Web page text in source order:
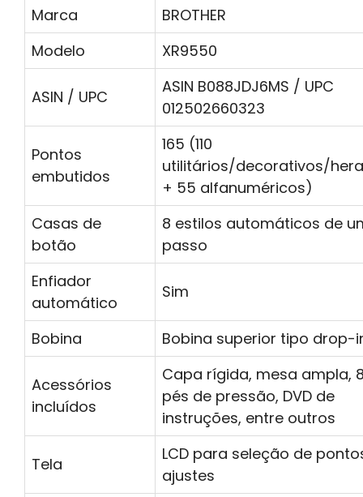
Marca
BROTHER
Modelo
XR9550
ASIN / UPC
ASIN B088JDJ6MS / UPC
012502660323
Pontos
embutidos
165 (110
utilitários/decorativos/
+ 55 alfanuméricos)
Casas de
botão
8 estilos automáticos de
passo
Enfiador
automático
Sim
Bobina Bobina superior tipo drop-
Acessórios
incluídos
Capa rígida, mesa ampla,
pés de pressão, DVD de
instruções, entre outros
Tela
LCD para seleção de
ajustes